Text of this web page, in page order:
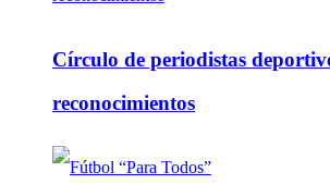
Círculo de periodistas
reconocimientos